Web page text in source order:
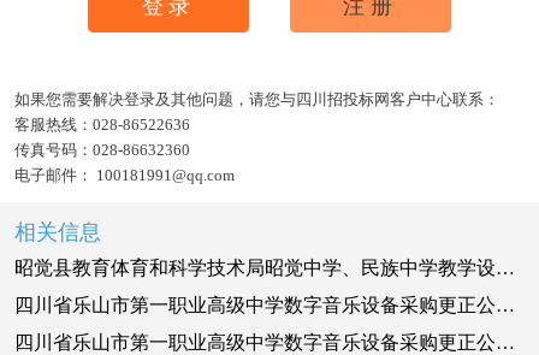
登录 注册
如果您需要解决登录及其他问题，请您与四川招投标网客户中心联系：
客服热线： 028-86522636
传真号码： 028-86632360
电子邮件： 100181991@qq.com
相关信息
昭觉县教育体育和科学技术局昭觉中学、民族中学教学设施-音乐、体育、美术（书法）、保健室及心理咨询室等设备采购项目采购更正公告（第一次）
四川省乐山市第一职业高级中学数字音乐设备采购更正公告（第一次）
四川省乐山市第一职业高级中学数字音乐设备采购更正公告（第一次）